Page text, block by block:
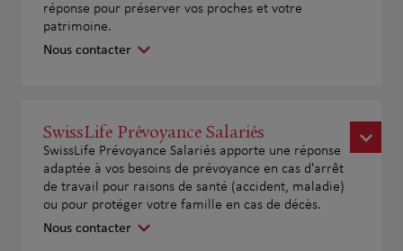
réponse pour préserver vos proches et votre
patrimoine.
Nous contacter
SwissLife Prévoyance Salariés
SwissLife Prévoyance Salariés apporte une réponse
adaptée à vos besoins de prévoyance en cas d'arrêt
de travail pour raisons de santé (accident, maladie)
ou pour protéger votre famille en cas de décès.
Nous contacter